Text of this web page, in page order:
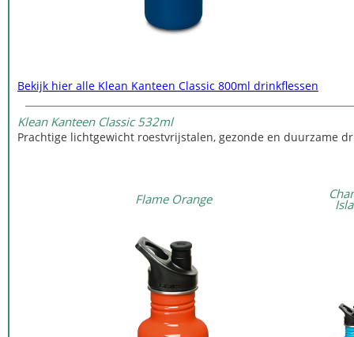
Bekijk hier alle Klean Kanteen Classic 800ml drinkflessen
Klean Kanteen Classic 532ml
Prachtige lichtgewicht roestvrijstalen, gezonde en duurzame
Flame Orange